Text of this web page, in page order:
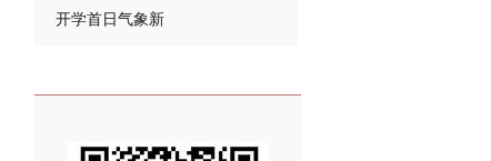
开学首日气象新